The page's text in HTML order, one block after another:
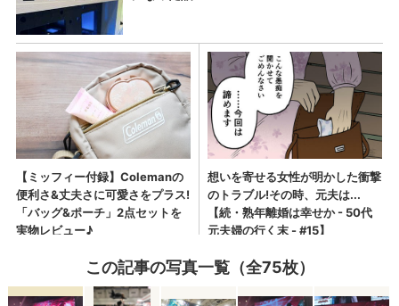
この記事の写真一覧（全75枚）